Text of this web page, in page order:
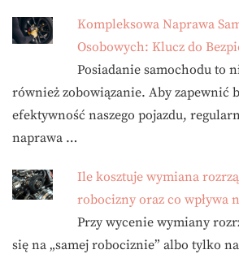
Kompleksowa Naprawa
Osobowych: Klucz do
Posiadanie samochodu to
również zobowiązanie. Aby zapewnić
efektywność naszego pojazdu,
naprawa …
Ile kosztuje wymiana
robocizny oraz co wpływa
Przy wycenie wymiany
się na „samej robociznie” albo tylko